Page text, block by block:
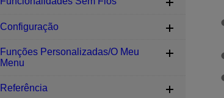
Configuração
Funções Personalizadas/O Meu
Menu
Referência